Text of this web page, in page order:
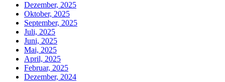
Dezember, 2025
Oktober, 2025
September, 2025
Juli, 2025
Juni, 2025
Mai, 2025
April, 2025
Februar, 2025
Dezember, 2024